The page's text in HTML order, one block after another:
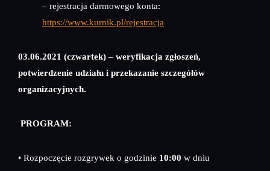
– rejestracja darmowego konta:
https://www.kurnik.pl/rejestracja
03.06.2021 (czwartek) – weryfikacja zgłoszeń,
potwierdzenie udziału i przekazanie szczegółów
organizacyjnych.
PROGRAM:
• Rozpoczęcie rozgrywek o godzinie 10:00 w dniu